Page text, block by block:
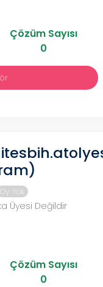
Çözüm Sayısı
0
Oy Yok
Üyesi Değildir
Çözüm Sayısı
0